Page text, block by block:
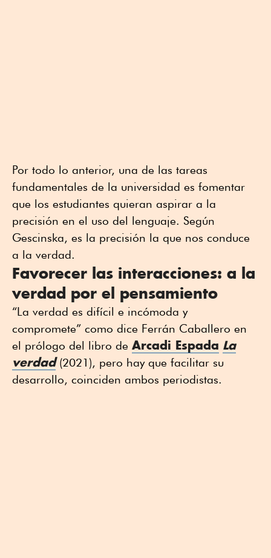
Por todo lo anterior, una de las tareas
fundamentales de la universidad es fomentar
que los estudiantes quieran aspirar a la
precisión en el uso del lenguaje. Según
Gescinska, es la precisión la que nos conduce
a la verdad.
Favorecer las interacciones: a la
verdad por el pensamiento
“La verdad es difícil e incómoda y
compromete” como dice Ferrán Caballero en
el prólogo del libro de Arcadi Espada La
verdad(2021), pero hay que facilitar su
desarrollo, coinciden ambos periodistas.